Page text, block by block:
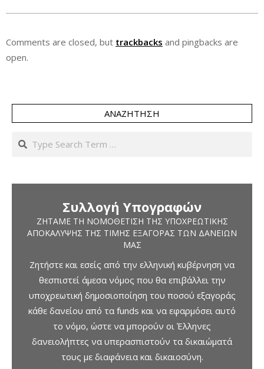
Comments are closed, but trackbacks and pingbacks are
open.
ΑΝΑΖΉΤΗΣΗ
Search
Συλλογή Υπογραφών
ΖΗΤΆΜΕ ΤΗ ΝΟΜΟΘΈΤΙΣΗ ΤΗΣ ΥΠΟΧΡΕΩΤΙΚΉΣ
ΑΠΟΚΆΛΥΨΗΣ ΤΗΣ ΤΙΜΉΣ ΕΞΑΓΟΡΆΣ ΤΩΝ ΔΑΝΕΊΩΝ
ΜΑΣ
Ζητήστε και εσείς από την ελληνική κυβέρνηση να
θεσπιστεί άμεσα νόμος που θα επιβάλλει την
υποχρεωτική δημοσιοποίηση του ποσού εξαγοράς
κάθε δανείου από τα funds και να εφαρμόσει αυτό
το νόμο, ώστε να μπορούν οι Έλληνες
δανειολήπτες να υπερασπιστούν τα δικαιώματά
τους με διαφάνεια και δικαιοσύνη.